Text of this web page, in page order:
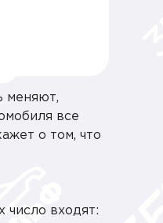
меняют,
все
о том, что
число входят: